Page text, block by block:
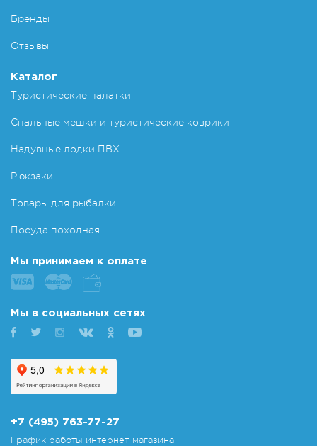
Бренды
Отзывы
Каталог
Туристические палатки
Спальные мешки и туристические коврики
Надувные лодки ПВХ
Рюкзаки
Товары для рыбалки
Посуда походная
Мы принимаем к оплате
Мы в социальных сетях
+7 (495) 763-77-27
График работы интернет-магазина: